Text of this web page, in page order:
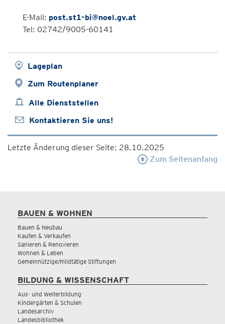
E-Mail: post.st1-bi@noel.gv.at
Tel: 02742/9005-60141
Lageplan
Zum Routenplaner
Alle Dienststellen
Kontaktieren Sie uns!
Letzte Änderung dieser Seite: 28.10.2025
Zum Seitenanfang
BAUEN & WOHNEN
Bauen & Neubau
Kaufen & Verkaufen
Sanieren & Renovieren
Wohnen & Leben
Gemeinnützige/mildtätige Stiftungen
BILDUNG & WISSENSCHAFT
Aus- und Weiterbildung
Kindergärten & Schulen
Landesarchiv
Landesbibliothek